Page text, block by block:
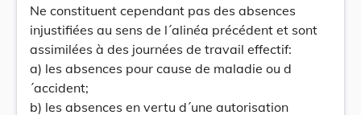
Ne constituent cependant pas des absences
injustifiées au sens de l´alinéa précédent et sont
assimilées à des journées de travail effectif:
a) les absences pour cause de maladie ou d
´accident;
b) les absences en vertu d´une autorisation